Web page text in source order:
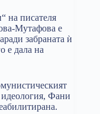
на писателя
Мутафова е
забраната ѝ
е дала на
Фани